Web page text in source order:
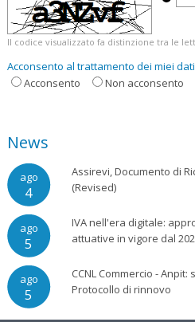
Il codice visualizzato fa distinzione tra le
Acconsento al trattamento dei miei
Acconsento
Non acconsento
News
ago
4
Assirevi, Documento di
(Revised)
ago
5
IVA nell'era digitale:
attuative in vigore dal
ago
5
CCNL Commercio - Anpit:
Protocollo di rinnovo